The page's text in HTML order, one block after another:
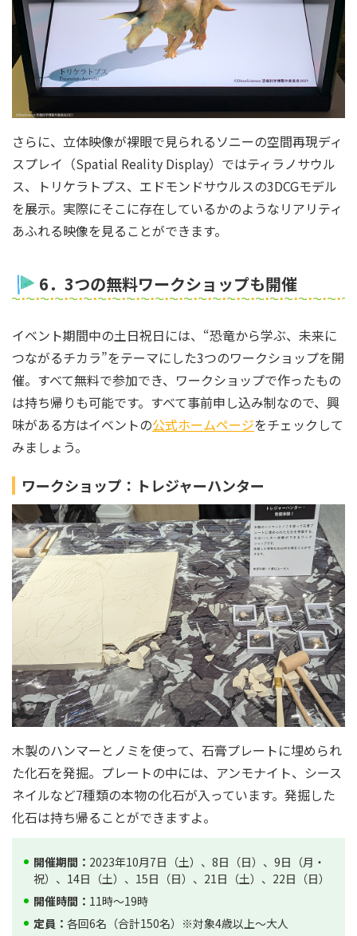
さらに、立体映像が裸眼で見られるソニーの空間再現ディ
スプレイ（Spatial Reality Display）ではティラノサウル
ス、トリケラトプス、エドモンドサウルスの3DCGモデル
を展示。実際にそこに存在しているかのようなリアリティ
あふれる映像を見ることができます。
6．3つの無料ワークショップも開催
イベント期間中の土日祝日には、“恐竜から学ぶ、未来に
つながるチカラ”をテーマにした3つのワークショップを開
催。すべて無料で参加でき、ワークショップで作ったもの
は持ち帰りも可能です。すべて事前申し込み制なので、興
味がある方はイベントの公式ホームページをチェックして
みましょう。
ワークショップ：トレジャーハンター
木製のハンマーとノミを使って、石膏プレートに埋められ
た化石を発掘。プレートの中には、アンモナイト、シース
ネイルなど7種類の本物の化石が入っています。発掘した
化石は持ち帰ることができますよ。
開催期間： 2023年10月7日（土）、8日（日）、9日（月・
祝）、14日（土）、15日（日）、21日（土）、22日（日）
開催時間： 11時～19時
定員： 各回6名（合計150名）※対象4歳以上〜大人